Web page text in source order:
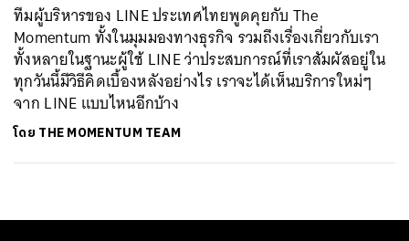
ทีมผู้บริหารของ LINE ประเทศไทยพูดคุยกับ The
Momentum ทั้งในมุมมองทางธุรกิจ รวมถึงเรื่องเกี่ยวกับเรา
ทั้งหลายในฐานะผู้ใช้ LINE ว่าประสบการณ์ที่เราสัมผัสอยู่ใน
ทุกวันนี้มีวิธีคิดเบื้องหลังอย่างไร เราจะได้เห็นบริการใหม่ๆ
จาก LINE แบบไหนอีกบ้าง
โดย THE MOMENTUM TEAM